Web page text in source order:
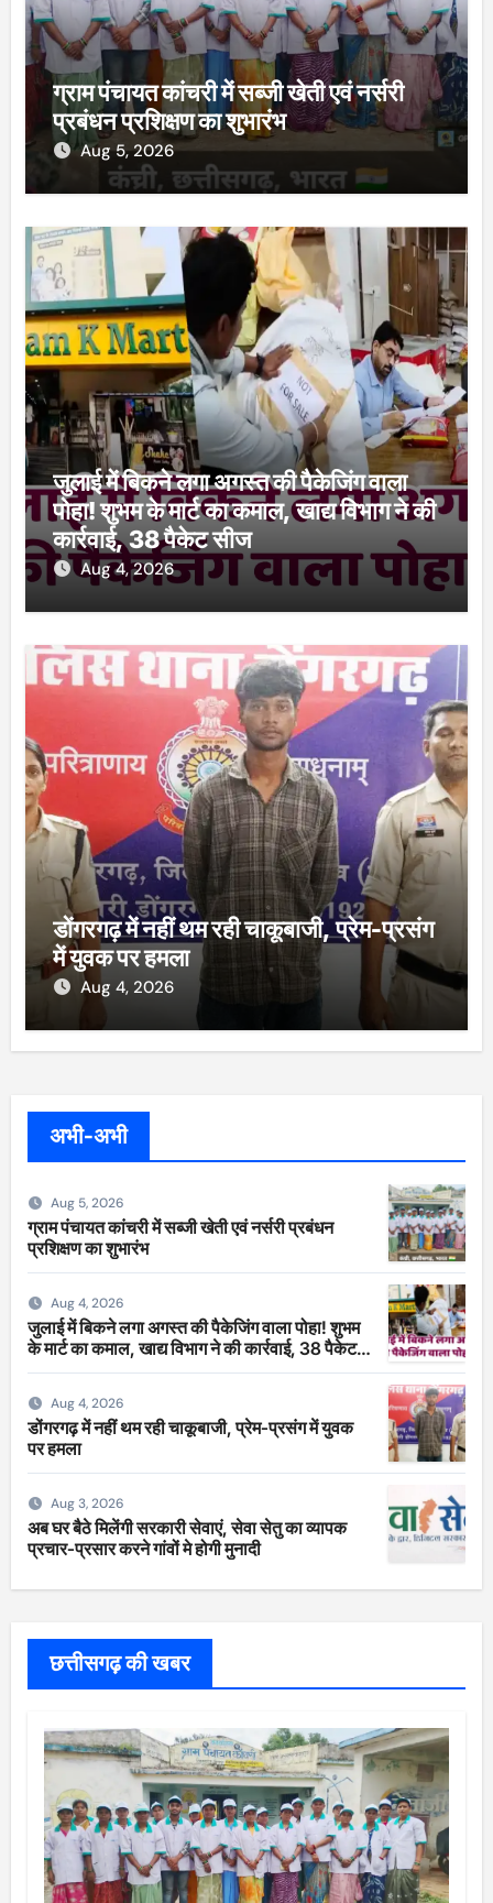
ग्राम पंचायत कांचरी में सब्जी खेती एवं नर्सरी
प्रबंधन प्रशिक्षण का शुभारंभ
Aug 5, 2026
जुलाई में बिकने लगा अगस्त की पैकेजिंग वाला
पोहा! शुभम के मार्ट का कमाल, खाद्य विभाग ने की
कार्रवाई, 38 पैकेट सीज
Aug 4, 2026
डोंगरगढ़ में नहीं थम रही चाकूबाजी, प्रेम-प्रसंग
में युवक पर हमला
Aug 4, 2026
अभी-अभी
Aug 5, 2026
ग्राम पंचायत कांचरी में सब्जी खेती एवं नर्सरी प्रबंधन
प्रशिक्षण का शुभारंभ
Aug 4, 2026
जुलाई में बिकने लगा अगस्त की पैकेजिंग वाला पोहा! शुभम
के मार्ट का कमाल, खाद्य विभाग ने की कार्रवाई, 38 पैकेट
सीज
Aug 4, 2026
डोंगरगढ़ में नहीं थम रही चाकूबाजी, प्रेम-प्रसंग में युवक
पर हमला
Aug 3, 2026
अब घर बैठे मिलेंगी सरकारी सेवाएं, सेवा सेतु का व्यापक
प्रचार-प्रसार करने गांवों मे होगी मुनादी
छत्तीसगढ़ की खबर